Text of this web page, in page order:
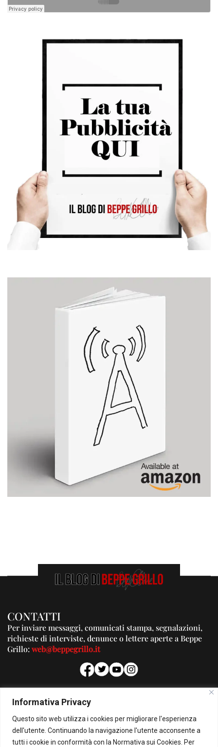
Informativa Privacy
Questo sito web utilizza i cookies per migliorare l'esperienza
dell'utente. Continuando la navigazione l'utente acconsente a
tutti i cookie in conformità con la Normativa sui Cookies. Per
CONTATTI
Per inviare messaggi, comunicati stampa, segnalazioni,
richieste di interviste, denunce o lettere aperte a Beppe
Grillo:web@beppegrillo.it
PUBBLICITA'
Per la tua pubblicità su questo Blog:
pubblicita@beppegrillo.it